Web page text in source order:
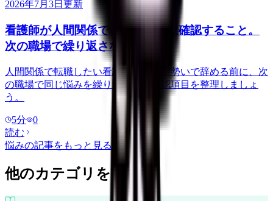
2026年7月3日 更新
看護師が人間関係で転職する前に確認すること。
次の職場で繰り返さない見方
人間関係で転職したい看護師さんへ。勢いで辞める前に、次
の職場で同じ悩みを繰り返さない確認項目を整理しましょ
う。
5分
0
読む
悩みの記事をもっと見る
他のカテゴリを探す